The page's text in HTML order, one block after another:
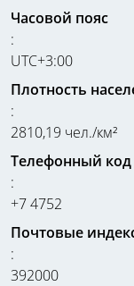
Часовой пояс
:
UTC+3:00
Плотность
:
2810,19 чел./км²
Телефонный код
:
+7 4752
Почтовые
:
392000